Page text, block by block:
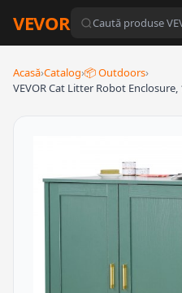
VEVOR
Acasă›Catalog›📦 Outdoors›
VEVOR Cat Litter Robot